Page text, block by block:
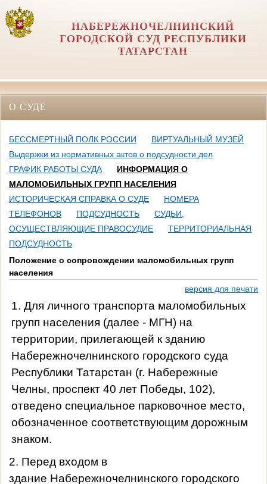
НАБЕРЕЖНОЧЕЛНИНСКИЙ
ГОРОДСКОЙ СУД РЕСПУБЛИКИ
ТАТАРСТАН
О СУДЕ
БЕССМЕРТНЫЙ ПОЛК РОССИИ
ВИРТУАЛЬНЫЙ МУЗЕЙ
Выдержки из нормативных актов о подсудности дел
ГРАФИК РАБОТЫ СУДА
ИНФОРМАЦИЯ О
МАЛОМОБИЛЬНЫХ ГРУПП НАСЕЛЕНИЯ
ИСТОРИЧЕСКАЯ СПРАВКА О СУДЕ
НОМЕРА
ТЕЛЕФОНОВ
ПОДСУДНОСТЬ
СУДЬИ,
ОСУЩЕСТВЛЯЮЩИЕ ПРАВОСУДИЕ
ТЕРРИТОРИАЛЬНАЯ
ПОДСУДНОСТЬ
Положение о сопровождении маломобильных групп
населения
версия для печати
1. Для личного транспорта маломобильных
групп населения (далее - МГН) на
территории, прилегающей к зданию
Набережночелнинского городского суда
Республики Татарстан (г. Набережные
Челны, проспект 40 лет Победы, 102),
отведено специальное парковочное место,
обозначенное соответствующим дорожным
знаком.
2. Перед входом в
здание Набережночелнинского городского